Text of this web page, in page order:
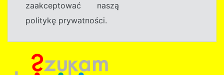
zaakceptować naszą
politykę prywatności.